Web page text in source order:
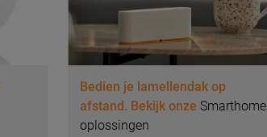
Bedien je lamellendak op
afstand. Bekijk onze Smarthome
oplossingen